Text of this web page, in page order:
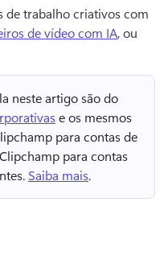
de trabalho criativos com
de vídeo com IA, ou
e os mesmos
para contas de
para contas
Saiba mais.